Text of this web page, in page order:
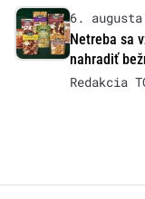
6. augusta
Netreba sa
nahradiť
Redakcia